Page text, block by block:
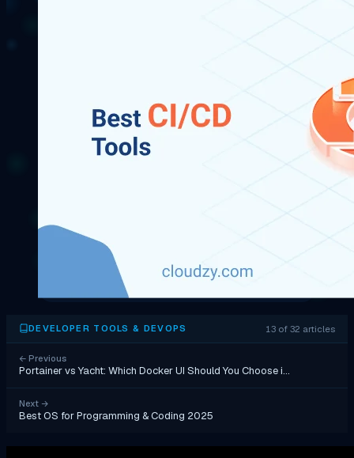
DEVELOPER TOOLS & DEVOPS 13 of 32 articles
← Previous
Portainer vs Yacht: Which Docker UI Should You Choose i…
Next →
Best OS for Programming & Coding 2025